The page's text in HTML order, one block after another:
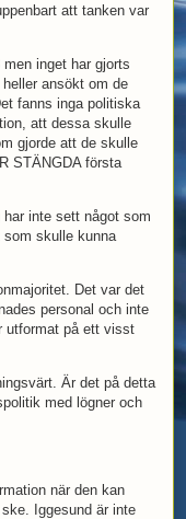
att tanken var
inget har gjorts
ansökt om de
fanns inga politiska
att dessa skulle
gjorde att de skulle
STÄNGDA första
inte sett något som
som skulle kunna
Det var det
personal och inte
utformat på ett visst
Är det på detta
med lögner och
när den kan
Iggesund är inte